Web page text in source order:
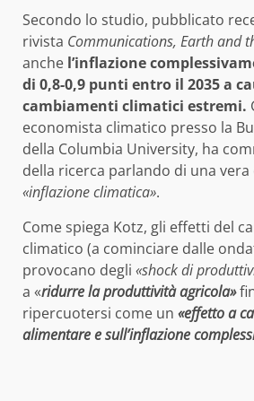
Secondo lo studio, pubblicato
rivista Communications, Earth and
anche l’inflazione
di 0,8-0,9 punti entro il 2035a
cambiamenti climatici estremi.
economista climatico presso la
della Columbia University, ha
della ricerca parlando di una
«inflazione climatica».
Come spiega Kotz, gli effetti del
climatico (a cominciare dalle
provocano degli «shock di
a «ridurre la produttività agricola»
ripercuotersi come un «effetto a
alimentare e sull’inflazione